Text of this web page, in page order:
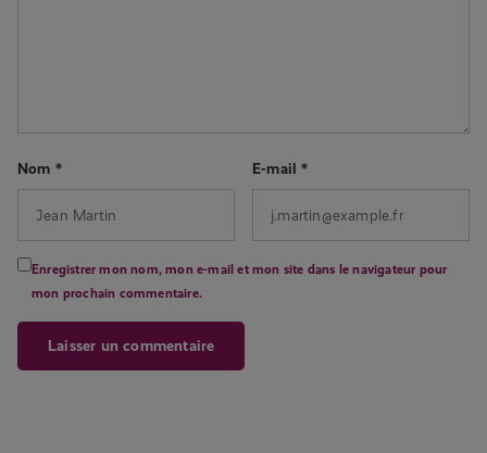
Nom * E-mail*
Enregistrer mon nom, mon e-mail et mon site dans le navigateur pour
mon prochain commentaire.